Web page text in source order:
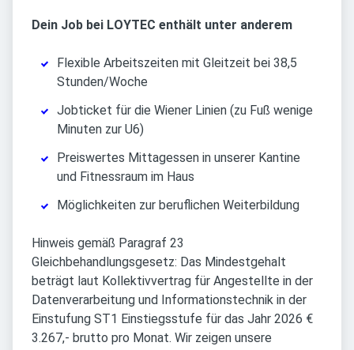
Dein Job bei LOYTEC enthält unter anderem
Flexible Arbeitszeiten mit Gleitzeit bei 38,5
Stunden/Woche
Jobticket für die Wiener Linien (zu Fuß wenige
Minuten zur U6)
Preiswertes Mittagessen in unserer Kantine
und Fitnessraum im Haus
Möglichkeiten zur beruflichen Weiterbildung
Hinweis gemäß Paragraf 23
Gleichbehandlungsgesetz: Das Mindestgehalt
beträgt laut Kollektivvertrag für Angestellte in der
Datenverarbeitung und Informationstechnik in der
Einstufung ST1 Einstiegsstufe für das Jahr 2026 €
3.267,- brutto pro Monat. Wir zeigen unsere